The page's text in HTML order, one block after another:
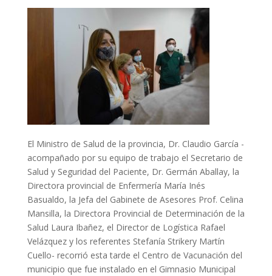
El Ministro de Salud de la provincia, Dr. Claudio García -
acompañado por su equipo de trabajo el Secretario de
Salud y Seguridad del Paciente, Dr. Germán Aballay, la
Directora provincial de Enfermería María Inés
Basualdo, la Jefa del Gabinete de Asesores Prof. Celina
Mansilla, la Directora Provincial de Determinación de la
Salud Laura Ibañez, el Director de Logística Rafael
Velázquez y los referentes Stefanía Strikery Martín
Cuello- recorrió esta tarde el Centro de Vacunación del
municipio que fue instalado en el Gimnasio Municipal